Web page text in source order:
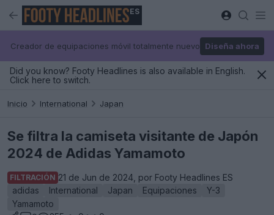
ES
Creador de equipaciones móvil totalmente nuevo Diseña ahora
Did you know? Footy Headlines is also available in English.
Click here to switch.
Inicio International Japan
Se filtra la camiseta visitante de Japón
2024 de Adidas Yamamoto
FILTRACIÓN 21 de Jun de 2024, por Footy Headlines ES
adidas
International Japan Equipaciones
Y-3
Yamamoto